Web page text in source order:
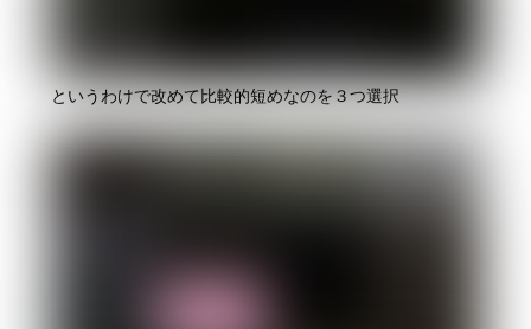
というわけで改めて比較的短めなのを３つ選択